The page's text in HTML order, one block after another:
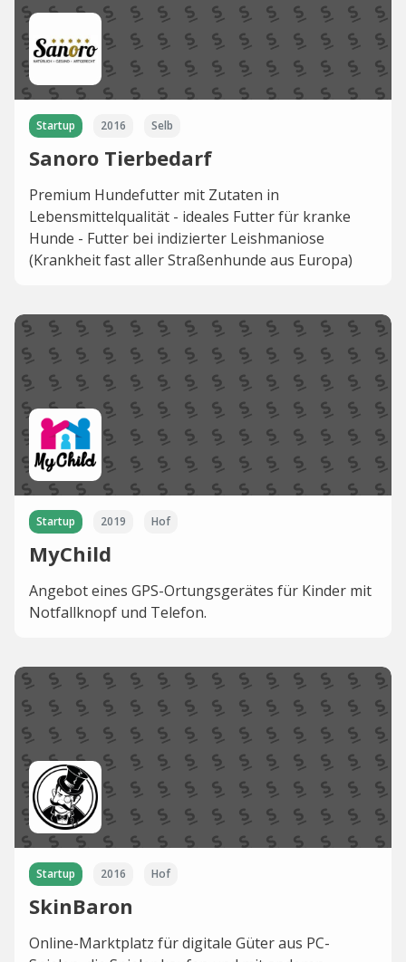
Startup 2016 Selb
Sanoro Tierbedarf
Premium Hundefutter mit Zutaten in
Lebensmittelqualität - ideales Futter für kranke
Hunde - Futter bei indizierter Leishmaniose
(Krankheit fast aller Straßenhunde aus Europa)
Startup 2019 Hof
MyChild
Angebot eines GPS-Ortungsgerätes für Kinder mit
Notfallknopf und Telefon.
Startup 2016 Hof
SkinBaron
Online-Marktplatz für digitale Güter aus PC-